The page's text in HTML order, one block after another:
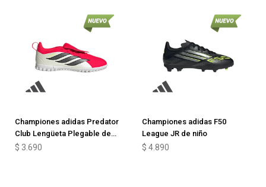
Championes adidas Predator
Club Lengüeta Plegable de
niño
$ 3.690
Championes adidas F50
League JR de niño
$ 4.890